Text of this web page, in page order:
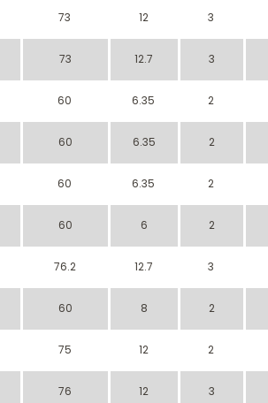
73 12 3
73 12.7 3
60 6.35 2
60 6.35 2
60 6.35 2
60 6 2
76.2 12.7 3
60 8 2
75 12 2
76 12 3